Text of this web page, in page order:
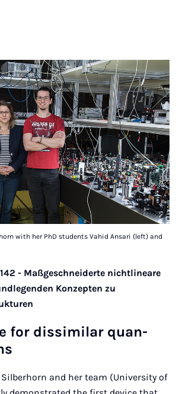
with her PhD students Vahid Ansari (left) and
142 - Maßgeschneiderte nichtlineare
Konzepten zu
for dis­si­mi­lar quan­
and her team (University of